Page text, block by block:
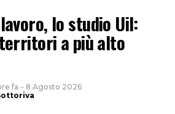
lo studio Uil:
a più alto
fa – 8 Agosto 2026